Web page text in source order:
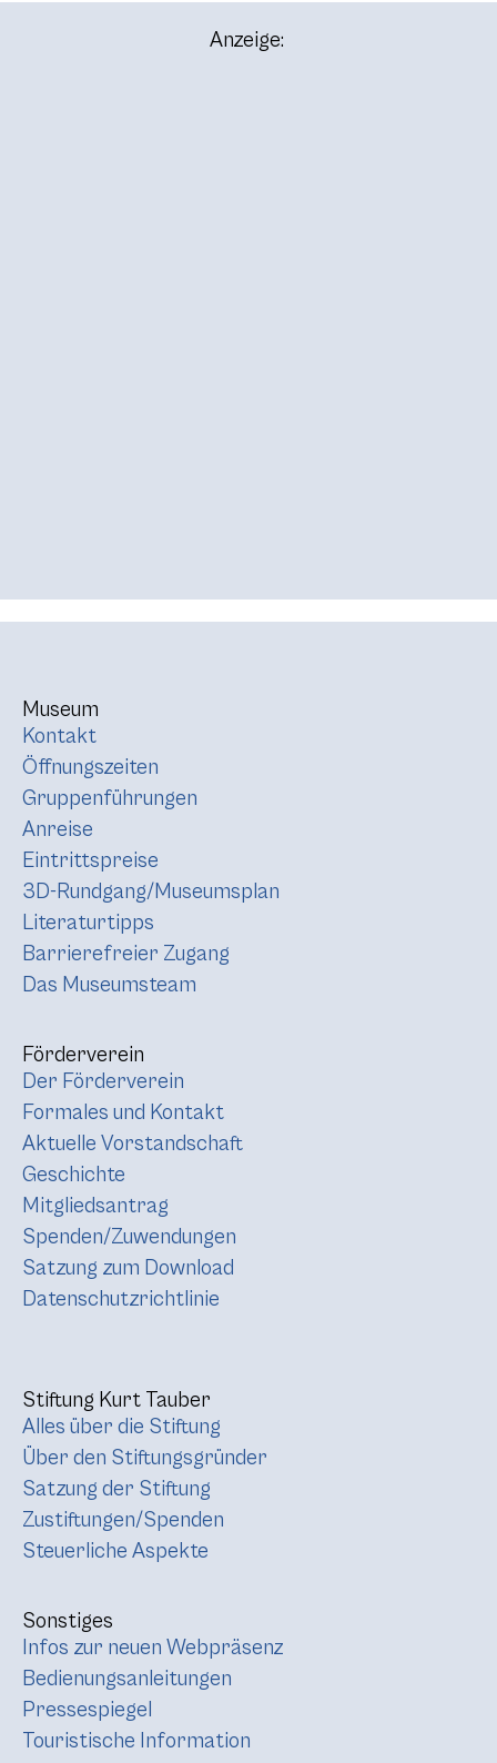
Anzeige:
Museum
Kontakt
Öffnungszeiten
Gruppenführungen
Anreise
Eintrittspreise
3D-Rundgang/Museumsplan
Literaturtipps
Barrierefreier Zugang
Das Museumsteam
Förderverein
Der Förderverein
Formales und Kontakt
Aktuelle Vorstandschaft
Geschichte
Mitgliedsantrag
Spenden/Zuwendungen
Satzung zum Download
Datenschutzrichtlinie
Stiftung Kurt Tauber
Alles über die Stiftung
Über den Stiftungsgründer
Satzung der Stiftung
Zustiftungen/Spenden
Steuerliche Aspekte
Sonstiges
Infos zur neuen Webpräsenz
Bedienungsanleitungen
Pressespiegel
Touristische Information